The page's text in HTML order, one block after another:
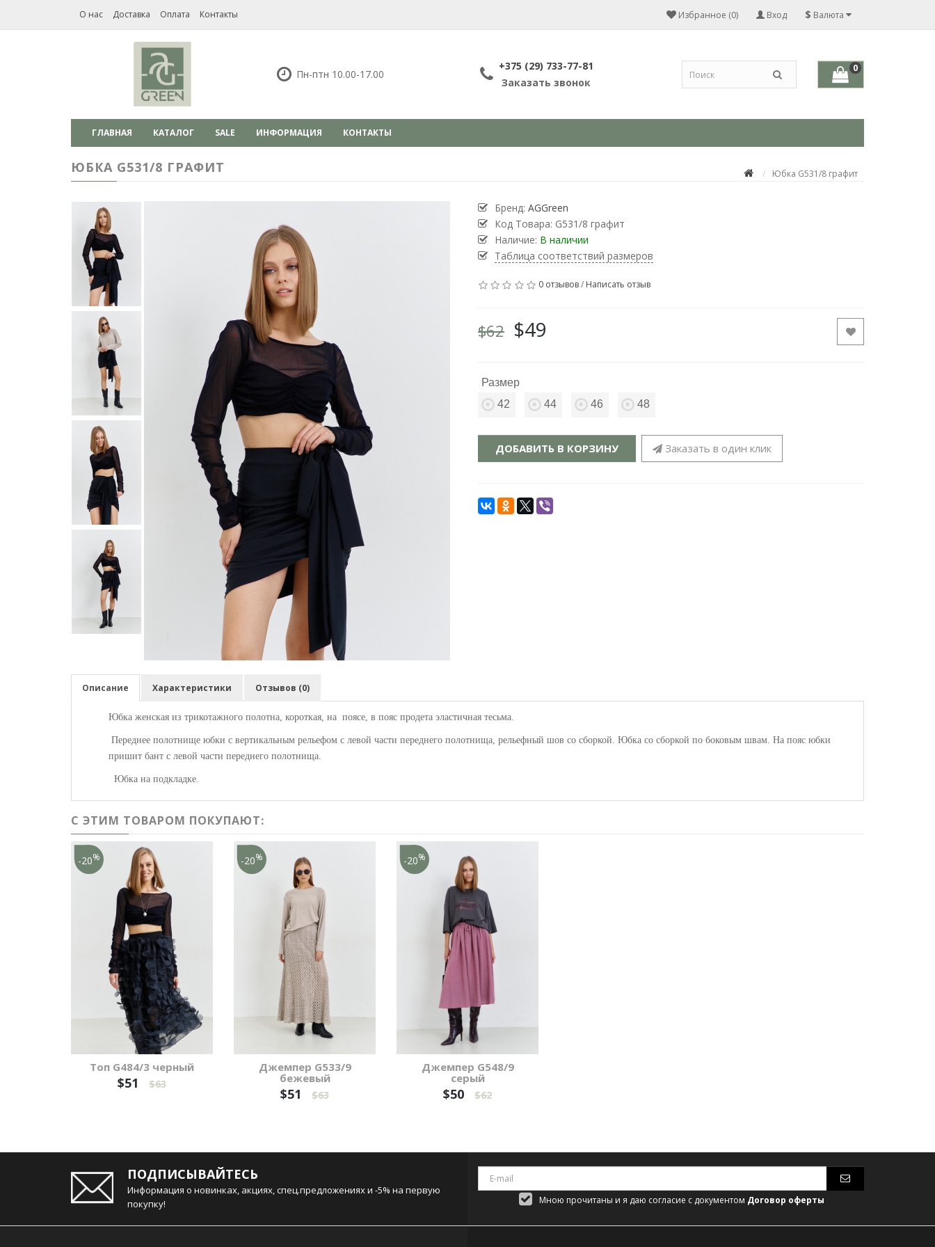
О нас Доставка Оплата Контакты $ Валюта
Вход
Избранное (0)
Пн-птн 10.00-17.00
+375 (29) 733-77-81
Заказать звонок
0
ГЛАВНАЯ КАТАЛОГ SALE ИНФОРМАЦИЯ КОНТАКТЫ
Юбка G531/8 графит
ЮБКА G531/8 ГРАФИТ
Бренд: AGGreen
Код Товара: G531/8 графит
Наличие: В наличии
Таблица соответствий размеров
0 отзывов/ Написать отзыв
$62 $49
Размер
42
44 46 48
ДОБАВИТЬ В КОРЗИНУ Заказать в один клик
Описание Характеристики Отзывов (0)
Юбка женская из трикотажного полотна, короткая, на поясе, в пояс продета эластичная тесьма.
Переднее полотнище юбки с вертикальным рельефом с левой части переднего полотнища, рельефный шов со сборкой. Юбка со сборкой по боковым швам. На пояс юбки
пришит бант с левой части переднего полотнища.
Юбка на подкладке.
С ЭТИМ ТОВАРОМ ПОКУПАЮТ:
Топ G484/3 черный
$51 $63
-20%
Джемпер G533/9
бежевый
$51 $63
-20%
Джемпер G548/9
серый
$50 $62
-20%
ПОДПИСЫВАЙТЕСЬ
Информация о новинках, акциях, спец.предложениях и -5% на первую
покупку!
Мною прочитаны и я даю согласие с документом Договор оферты